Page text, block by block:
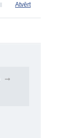
Atvērt
➞